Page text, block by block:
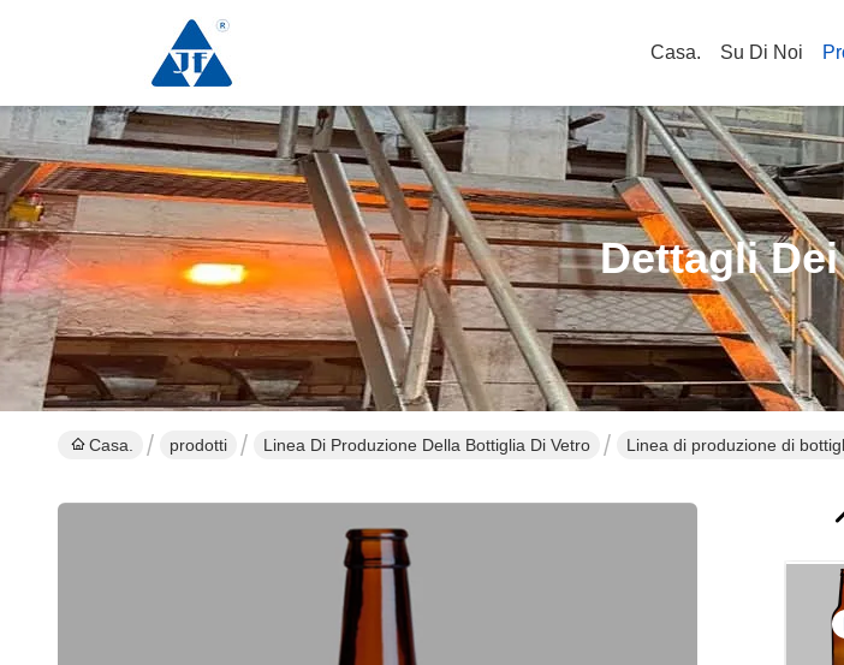
Casa. Su Di Noi
Dettagli
Casa. prodotti Linea Di Produzione Della Bottiglia Di Vetro Linea di produzione di